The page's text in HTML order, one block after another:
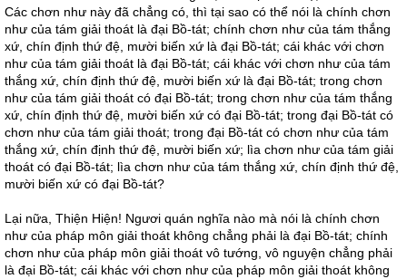
Các chơn như này đã chẳng có, thì tại sao có thể nói là chính chơn
như của tám giải thoát là đại Bồ-tát; chính chơn như của tám thắng
xứ, chín định thứ đệ, mười biến xứ là đại Bồ-tát; cái khác với chơn
như của tám giải thoát là đại Bồ-tát; cái khác với chơn như của tám
thắng xứ, chín định thứ đệ, mười biến xứ là đại Bồ-tát; trong chơn
như của tám giải thoát có đại Bồ-tát; trong chơn như của tám thắng
xứ, chín định thứ đệ, mười biến xứ có đại Bồ-tát; trong đại Bồ-tát có
chơn như của tám giải thoát; trong đại Bồ-tát có chơn như của tám
thắng xứ, chín định thứ đệ, mười biến xứ; lìa chơn như của tám giải
thoát có đại Bồ-tát; lìa chơn như của tám thắng xứ, chín định thứ đệ,
mười biến xứ có đại Bồ-tát?
Lại nữa, Thiện Hiện! Ngươi quán nghĩa nào mà nói là chính chơn
như của pháp môn giải thoát không chẳng phải là đại Bồ-tát; chính
chơn như của pháp môn giải thoát vô tướng, vô nguyện chẳng phải
là đại Bồ-tát; cái khác với chơn như của pháp môn giải thoát không